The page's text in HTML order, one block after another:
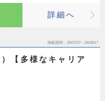
詳細へ
掲載期間 26/07/27～26/08/17
【多様なキャリア